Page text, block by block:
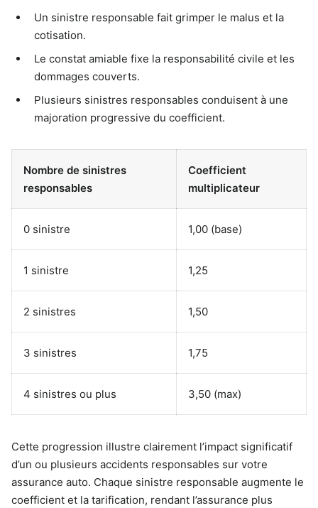
Un sinistre responsable fait grimper le malus et la
cotisation.
Le constat amiable fixe la responsabilité civile et les
dommages couverts.
Plusieurs sinistres responsables conduisent à une
majoration progressive du coefficient.
Nombre de sinistres
responsables
Coefficient
multiplicateur
0 sinistre 1,00 (base)
1 sinistre 1,25
2 sinistres 1,50
3 sinistres 1,75
4 sinistres ou plus 3,50 (max)
Cette progression illustre clairement l’impact significatif
d’un ou plusieurs accidents responsables sur votre
assurance auto. Chaque sinistre responsable augmente le
coefficient et la tarification, rendant l’assurance plus